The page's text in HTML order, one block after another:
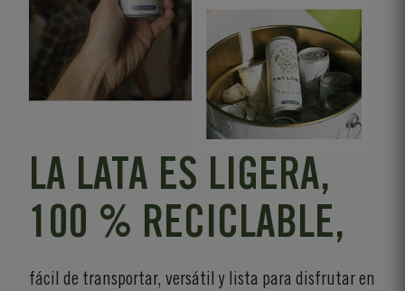
LA LATA ES LIGERA,
100 % RECICLABLE,
fácil de transportar, versátil y lista para disfrutar en